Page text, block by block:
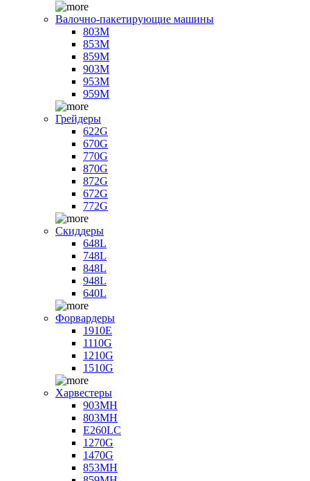
Валочно-пакетирующие машины
803M
853M
859M
903M
953M
959M
Грейдеры
622G
670G
770G
870G
872G
672G
772G
Скиддеры
648L
748L
848L
948L
640L
Форвардеры
1910E
1110G
1210G
1510G
Харвестеры
903MH
803MH
E260LC
1270G
1470G
853MH